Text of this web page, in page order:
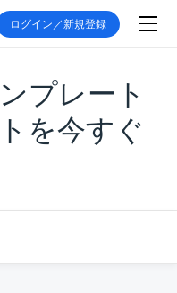
ログイン／新規登録
プレート
を今すぐ